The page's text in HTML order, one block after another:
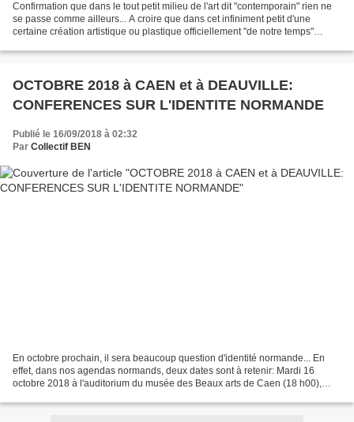
Confirmation que dans le tout petit milieu de l'art dit "contemporain" rien ne
se passe comme ailleurs... A croire que dans cet infiniment petit d'une
certaine création artistique ou plastique officiellement "de notre temps"
OCTOBRE 2018 à CAEN et à DEAUVILLE:
CONFERENCES SUR L'IDENTITE NORMANDE
Publié le 16/09/2018 à 02:32
Par Collectif BEN
En octobre prochain, il sera beaucoup question d'identité normande... En
effet, dans nos agendas normands, deux dates sont à retenir: Mardi 16
octobre 2018 à l'auditorium du musée des Beaux arts de Caen (18 h00),